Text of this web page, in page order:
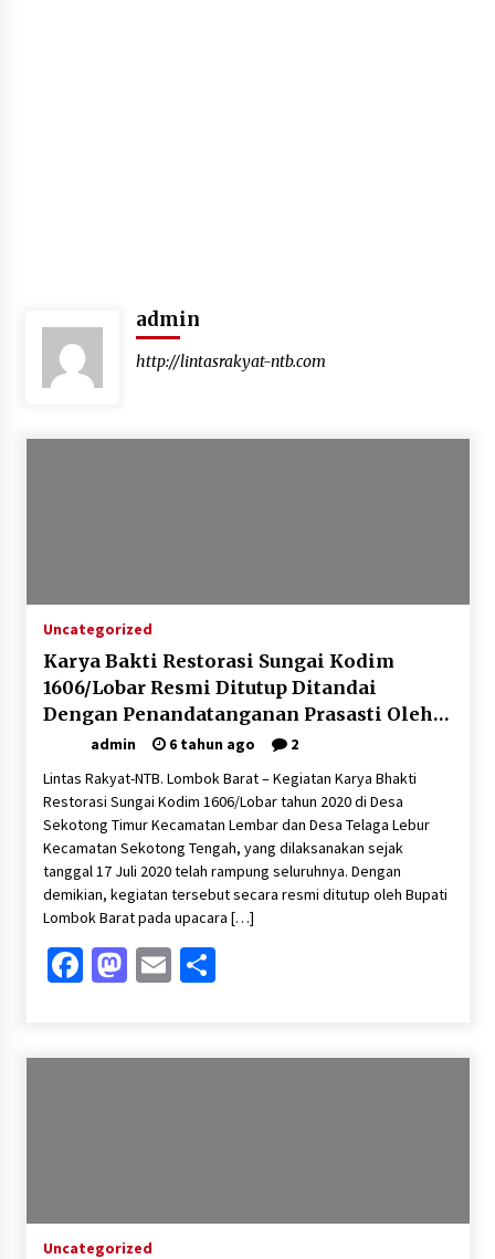
Berkah Bagi Petani Desa Mpuri
2 minggu ago
Desa Ta’a Gelar Patroli KambekeMalam
Terduga Curanmor yang sempat jadi DPO
4 minggu ago
Tim Opsnal Polsek Kempo Amankan salah satu
Terduga Curanmor yang sempat jadi DPO
selama Sepekan
4 minggu ago
Sekjen GTKN Desak Revisi PermenPANRB
Nomor 9 Tahun 2026, Soroti Ketidakpastian
Nasib PPPK Paruh Waktu di Tengah
Keterbatasan Fiskal Daerah
4 minggu ago
Polsek Pekat Kawal Aksi Petani Tebu Secara
Humanis, Dialog dengan PT SMS Hasilkan
Kesepakatan Awal Demi Menjaga Harkamtibmas
1 bulan ago
admin
http://lintasrakyat-ntb.com
Uncategorized
Karya Bakti Restorasi Sungai Kodim
1606/Lobar Resmi Ditutup Ditandai
Dengan Penandatanganan Prasasti Oleh
Danrem 162/WB
admin 6 tahun ago
2
Lintas Rakyat-NTB. Lombok Barat – Kegiatan Karya Bhakti
Restorasi Sungai Kodim 1606/Lobar tahun 2020 di Desa
Sekotong Timur Kecamatan Lembar dan Desa Telaga Lebur
Kecamatan Sekotong Tengah, yang dilaksanakan sejak
tanggal 17 Juli 2020 telah rampung seluruhnya. Dengan
demikian, kegiatan tersebut secara resmi ditutup oleh Bupati
Lombok Barat pada upacara […]
Facebook
Mastodon
EmailShare
Uncategorized